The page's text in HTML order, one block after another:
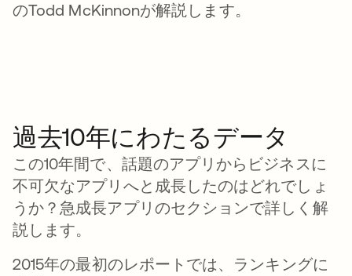
のTodd McKinnonが解説します。
過去10年にわたるデータ
この10年間で、話題のアプリからビジネスに
不可欠なアプリへと成長したのはどれでしょ
うか？急成長アプリのセクションで詳しく解
説します。
2015年の最初のレポートでは、ランキングに